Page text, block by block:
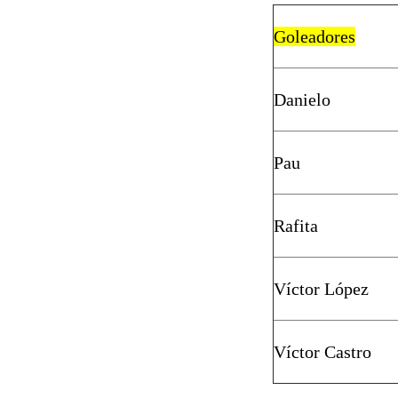
Goleadores
Danielo
Pau
Rafita
Víctor López
Víctor Castro